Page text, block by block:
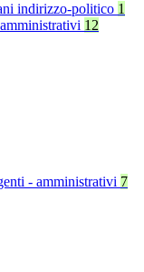
indirizzo-politico 1
12
- amministrativi 7